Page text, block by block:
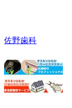
佐野歯科